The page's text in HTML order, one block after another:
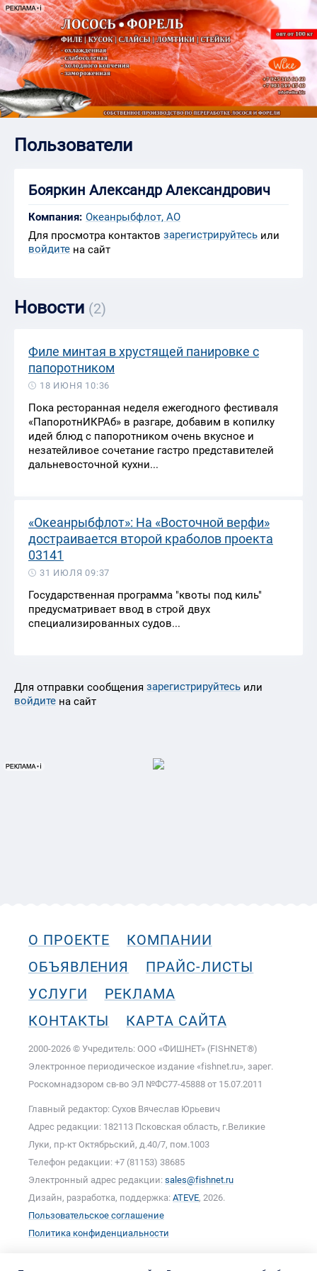
Пользователи
Бояркин Александр Александрович
Компания: Океанрыбфлот, АО
Для просмотра контактов зарегистрируйтесь или
войдите на сайт
Новости (2)
Филе минтая в хрустящей панировке с
папоротником
18 ИЮНЯ 10:36
Пока ресторанная неделя ежегодного фестиваля
«ПапоротнИКРАб» в разгаре, добавим в копилку
идей блюд с папоротником очень вкусное и
незатейливое сочетание гастро представителей
дальневосточной кухни...
«Океанрыбфлот»: На «Восточной верфи»
достраивается второй краболов проекта
03141
31 ИЮЛЯ 09:37
Государственная программа "квоты под киль"
предусматривает ввод в строй двух
специализированных судов...
Для отправки сообщения зарегистрируйтесь или
войдите на сайт
О ПРОЕКТЕ
КОМПАНИИ
ОБЪЯВЛЕНИЯ
ПРАЙС-ЛИСТЫ
УСЛУГИ
РЕКЛАМА
КОНТАКТЫ
КАРТА САЙТА
2000-2026 © Учредитель: ООО «ФИШНЕТ» (FISHNET®)
Электронное периодическое издание «fishnet.ru», зарег.
Роскомнадзором cв-во ЭЛ №ФС77-45888 от 15.07.2011
Главный редактор: Сухов Вячеслав Юрьевич
Адрес редакции: 182113 Псковская область, г.Великие
Луки, пр-кт Октябрьский, д.40/7, пом.1003
Телефон редакции: +7 (81153) 38685
Электронный адрес редакции: sales@fishnet.ru
Дизайн, разработка, поддержка: ATEVE, 2026.
Пользовательское соглашение
Политика конфиденциальности